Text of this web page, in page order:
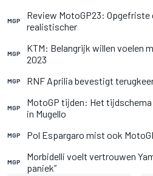
MGP
Review MotoGP23:
realistischer
MGP
KTM: Belangrijk willen voelen
2023
MGP RNF Aprilia bevestigt
MGP
MotoGP tijden: Het tijdschema
in Mugello
MGP Pol Espargaro mist ook
MGP
Morbidelli voelt vertrouwen
paniek”